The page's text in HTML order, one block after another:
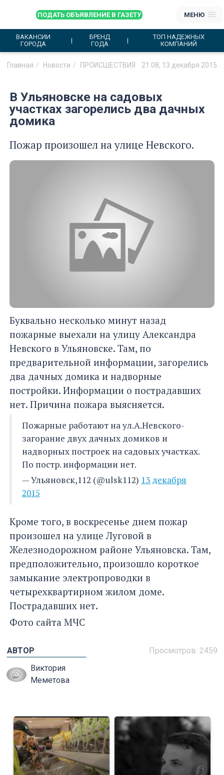
ПОДАТЬ ОБЪЯВЛЕНИЕ В ГАЗЕТУ МЕНЮ
ВАКАНСИИ
ГОРОДА
БРЕНД
ГОДА
ТОП НАДЕЖНЫХ
КОМПАНИЙ
Главная Новости ПРОИСШЕСТВИЯ 21:08, 13 декабря 2015
В Ульяновске на садовых
участках загорелись два дачных
домика
Пожар произошел на улице Невского.
Буквально несколько минут назад
пожарные выехали на улицу Александра
Невского в Ульяновске. Там, по
предварительной информации, загорелись
два дачных домика и надворные
постройки. Информации о пострадавших
нет. Причина пожара выясняется.
Пожарные работают на ул.А.Невского-
загорание двух дачных домиков и
надворных построек на садовых участках.
По постр. информации нет.
— Ульяновск,112 (@ulsk112) 13 декабря
2015
Кроме того, в воскресенье днем пожар
произошел на улице Луговой в
Железнодорожном районе Ульяновска. Там,
предположительно, произошло короткое
замыкание электропроводки в
четырехквартирном жилом доме.
Пострадавших нет.
Фото сайта МЧС
Просмотров: 2459
АВТОР
Виктория
Меметова